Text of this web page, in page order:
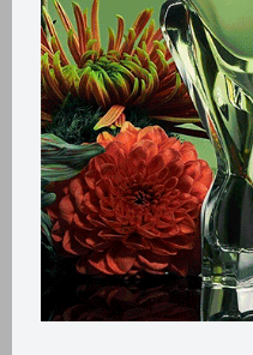
Retiros
Productos que